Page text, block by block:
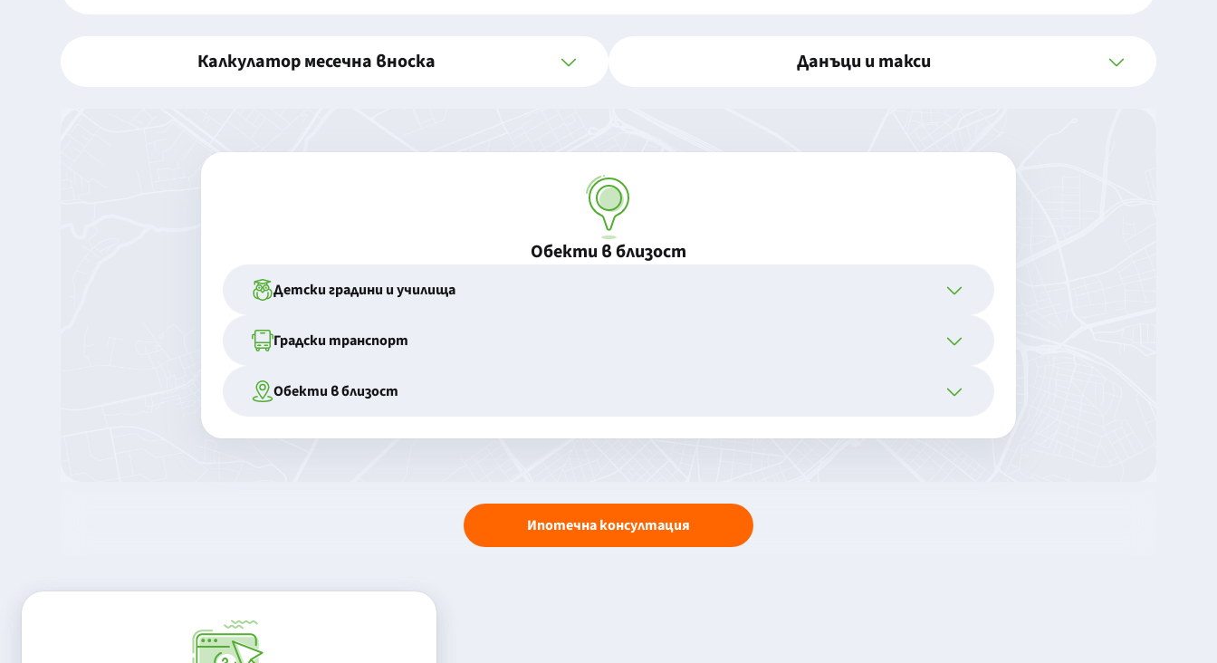
Калкулатор месечна вноска Данъци и такси
Обекти в близост
Детски градини и училища
Градски транспорт
Обекти в близост
Ипотечна консултация